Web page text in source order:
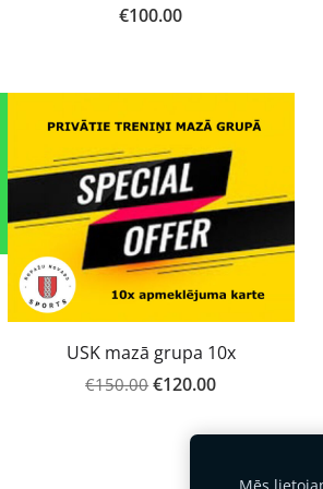
€100.00
USK mazā grupa 10x
€150.00 €120.00